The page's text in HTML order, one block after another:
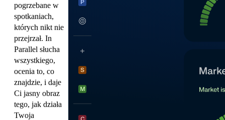
pogrzebane w
spotkaniach,
których nikt nie
przejrzał. In
Parallel słucha
wszystkiego,
ocenia to, co
znajdzie, i daje
Ci jasny obraz
tego, jak działa
Twoja